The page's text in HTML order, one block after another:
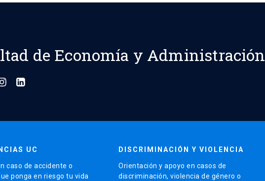
de Economía y Administración
UC
caso de accidente o
ponga en riesgo tu vida
DISCRIMINACIÓN Y VIOLENCIA
Orientación y apoyo en casos de
discriminación, violencia de género o